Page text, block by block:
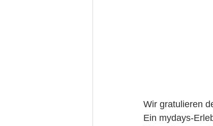
Wir gratulieren
Ein mydays-